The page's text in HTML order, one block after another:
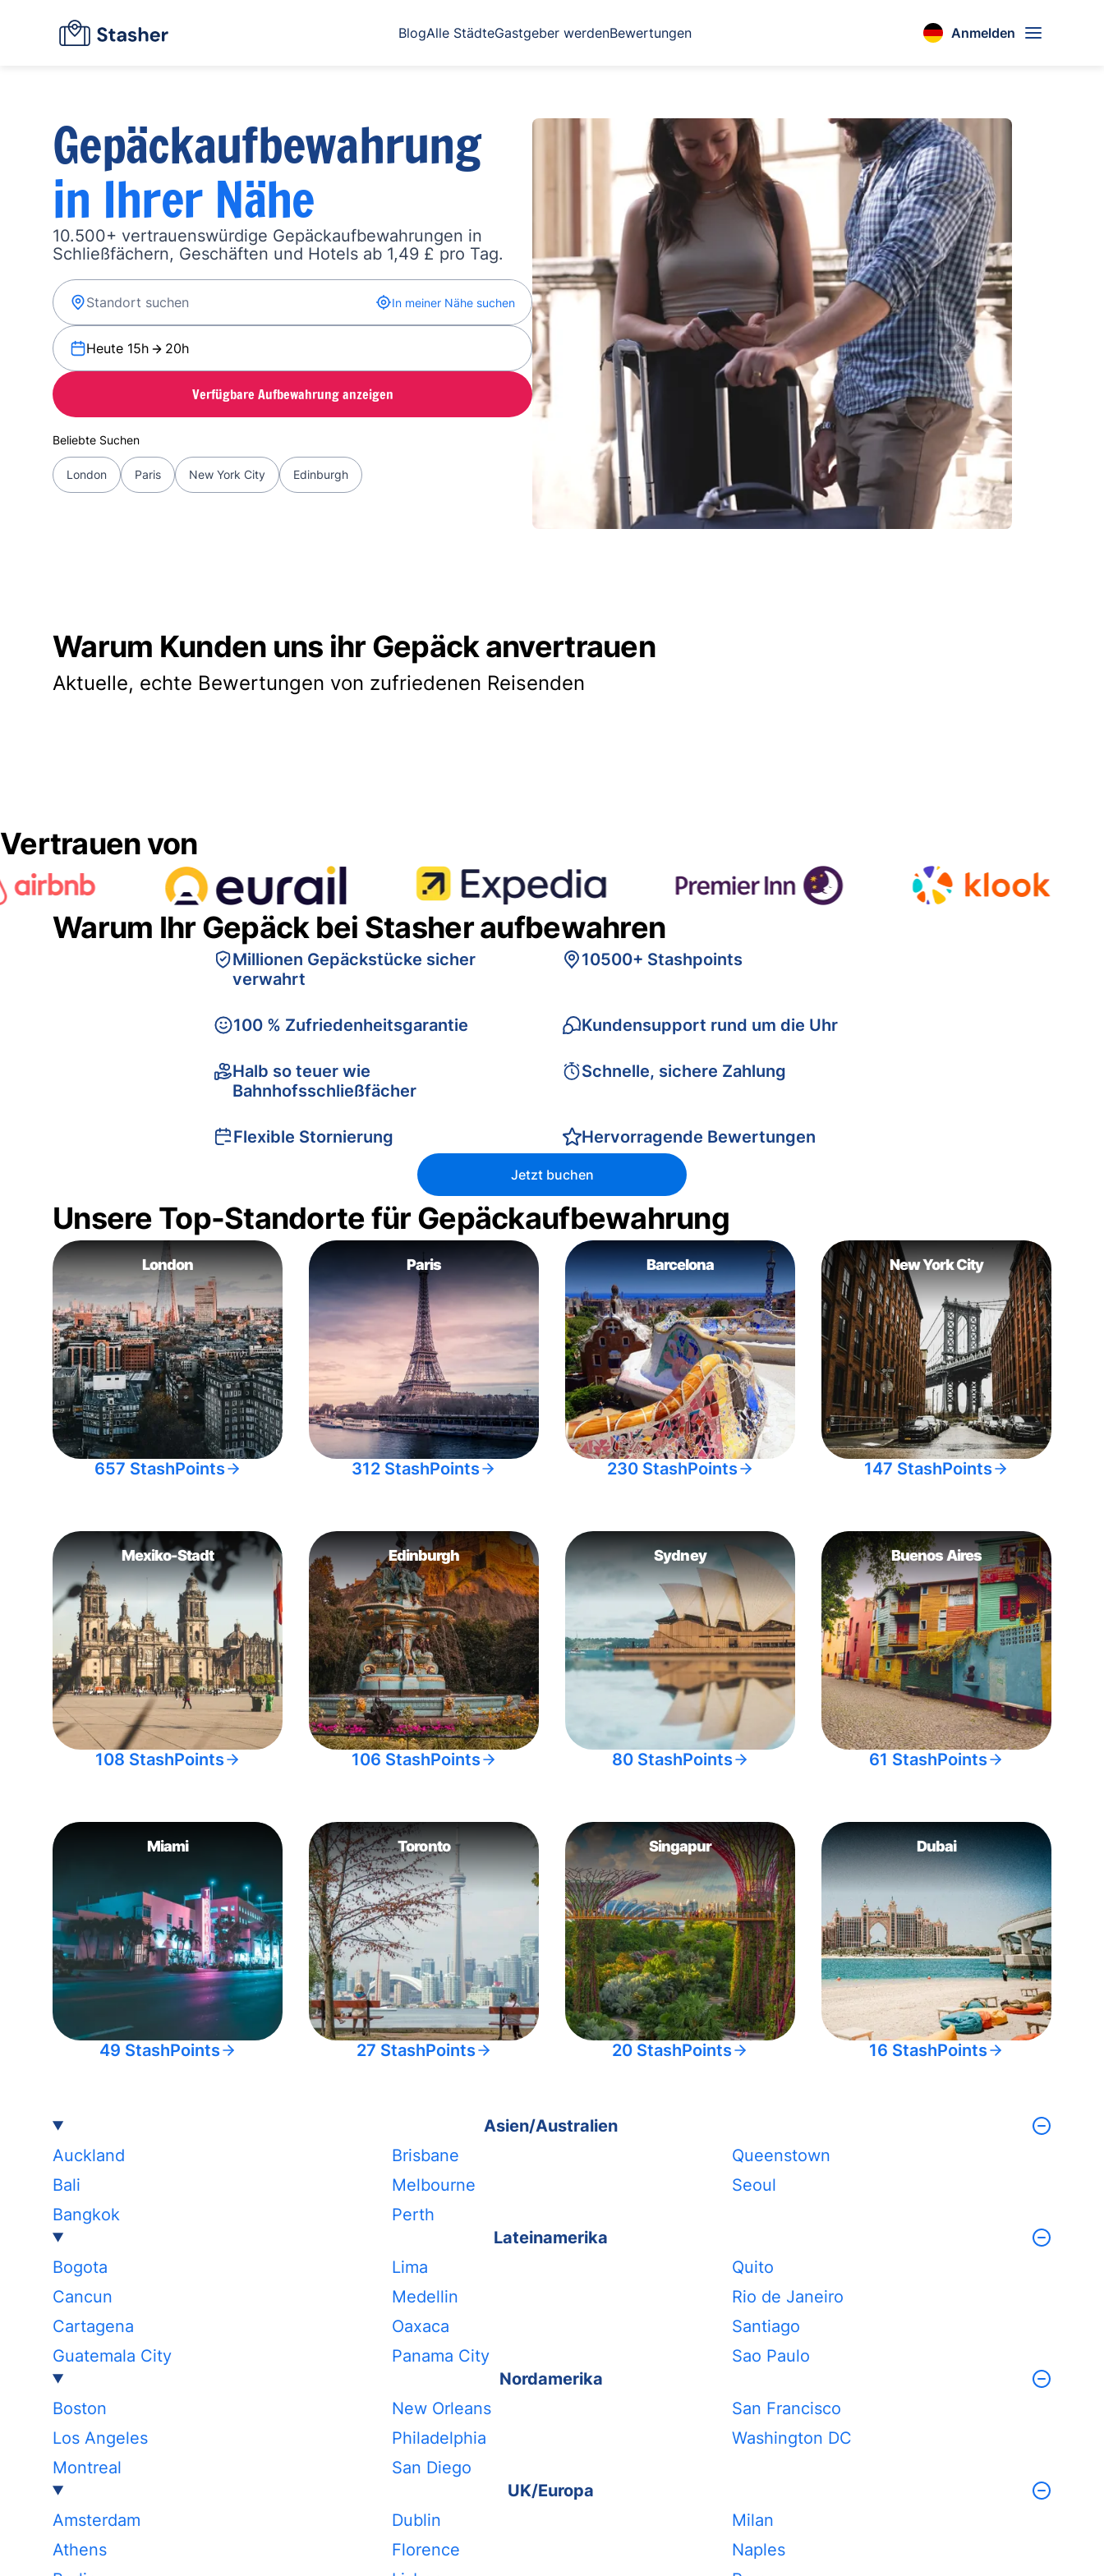
BlogAlle StädteGastgeber werdenBewertungen Anmelden
Gepäckaufbewahrung
in Ihrer Nähe
10.500+ vertrauenswürdige Gepäckaufbewahrungen in
Schließfächern, Geschäften und Hotels ab 1,49 £ pro Tag.
In meiner Nähe suchen
Heute 15h 20h
Verfügbare Aufbewahrung anzeigen
Beliebte Suchen
London Paris New York City Edinburgh
Warum Kunden uns ihr Gepäck anvertrauen
Aktuelle, echte Bewertungen von zufriedenen Reisenden
Vertrauen von
Warum Ihr Gepäck bei Stasher aufbewahren
Millionen Gepäckstücke sicher
verwahrt
100 % Zufriedenheitsgarantie
Halb so teuer wie
Bahnhofsschließfächer
Flexible Stornierung
10500+ Stashpoints
Kundensupport rund um die Uhr
Schnelle, sichere Zahlung
Hervorragende Bewertungen
Jetzt buchen
Unsere Top-Standorte für Gepäckaufbewahrung
London
657 StashPoints
Paris
312 StashPoints
Barcelona
230 StashPoints
New York City
147 StashPoints
Mexiko-Stadt
108 StashPoints
Edinburgh
106 StashPoints
Sydney
80 StashPoints
Buenos Aires
61 StashPoints
Miami
49 StashPoints
Toronto
27 StashPoints
Singapur
20 StashPoints
Dubai
16 StashPoints
Asien/Australien
Auckland
Bali
Bangkok
Brisbane
Melbourne
Perth
Queenstown
Seoul
Lateinamerika
Bogota
Cancun
Cartagena
Guatemala City
Lima
Medellin
Oaxaca
Panama City
Quito
Rio de Janeiro
Santiago
Sao Paulo
Nordamerika
Boston
Los Angeles
Montreal
New Orleans
Philadelphia
San Diego
San Francisco
Washington DC
UK/Europa
Amsterdam
Athens
Dublin
Florence
Milan
Naples